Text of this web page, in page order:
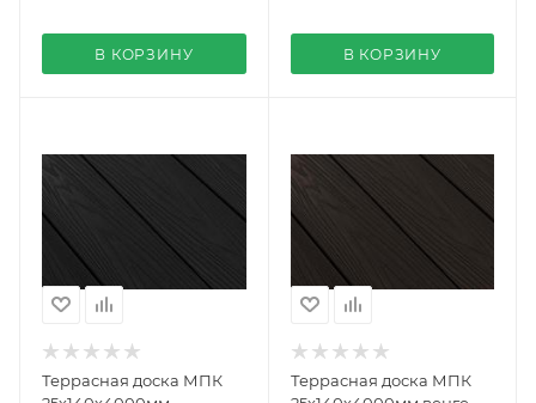
В КОРЗИНУ В КОРЗИНУ
Террасная доска МПК
Террасная доска МПК